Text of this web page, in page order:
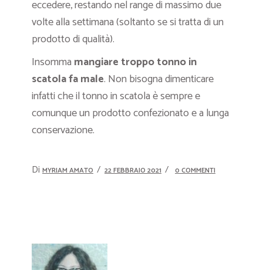
eccedere, restando nel range di massimo due
volte alla settimana (soltanto se si tratta di un
prodotto di qualità).
Insomma mangiare troppo tonno in
scatola fa male. Non bisogna dimenticare
infatti che il tonno in scatola è sempre e
comunque un prodotto confezionato e a lunga
conservazione.
Di MYRIAM AMATO 22 FEBBRAIO 2021 0 COMMENTI